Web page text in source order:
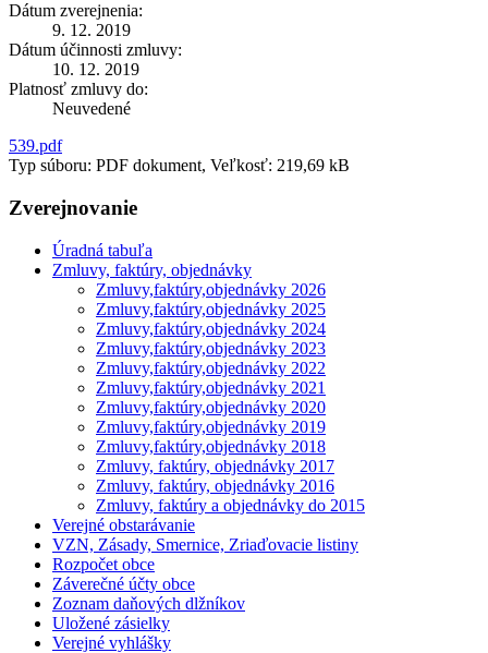
Dátum zverejnenia:
9. 12. 2019
Dátum účinnosti zmluvy:
10. 12. 2019
Platnosť zmluvy do:
Neuvedené
539.pdf
Typ súboru: PDF dokument, Veľkosť: 219,69 kB
Zverejnovanie
Úradná tabuľa
Zmluvy, faktúry, objednávky
Zmluvy,faktúry,objednávky 2026
Zmluvy,faktúry,objednávky 2025
Zmluvy,faktúry,objednávky 2024
Zmluvy,faktúry,objednávky 2023
Zmluvy,faktúry,objednávky 2022
Zmluvy,faktúry,objednávky 2021
Zmluvy,faktúry,objednávky 2020
Zmluvy,faktúry,objednávky 2019
Zmluvy,faktúry,objednávky 2018
Zmluvy, faktúry, objednávky 2017
Zmluvy, faktúry, objednávky 2016
Zmluvy, faktúry a objednávky do 2015
Verejné obstarávanie
VZN, Zásady, Smernice, Zriaďovacie listiny
Rozpočet obce
Záverečné účty obce
Zoznam daňových dlžníkov
Uložené zásielky
Verejné vyhlášky